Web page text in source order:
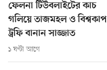
ফেলনা টিউবলাইটের কাচ
গলিয়ে তাজমহল ও বিশ্বকাপ
ট্রফি বানান সাজ্জাত
১ ঘণ্টা আগে